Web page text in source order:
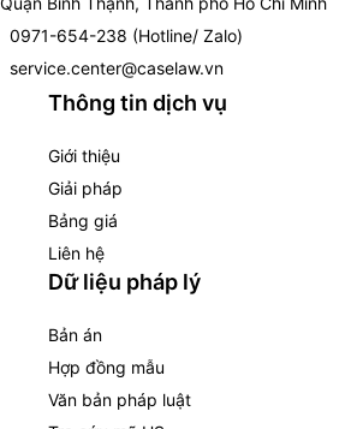
0971-654-238 (Hotline/ Zalo)
service.center@caselaw.vn
Thông tin dịch vụ
Giới thiệu
Giải pháp
Bảng giá
Liên hệ
Dữ liệu pháp lý
Bản án
Hợp đồng mẫu
Văn bản pháp luật